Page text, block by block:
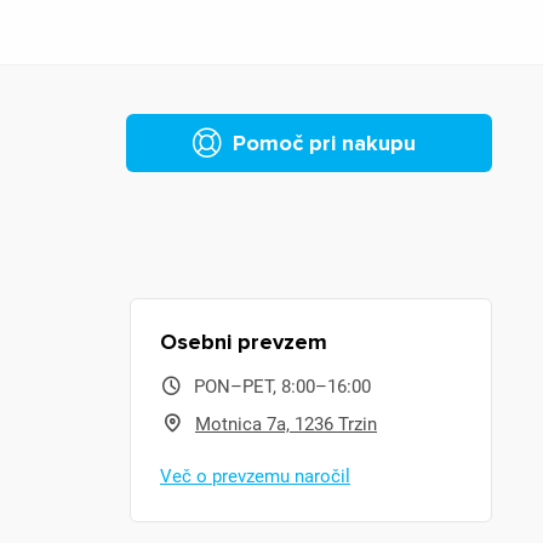
Pomoč pri nakupu
Osebni prevzem
PON–PET, 8:00–16:00
Motnica 7a, 1236 Trzin
Več o prevzemu naročil